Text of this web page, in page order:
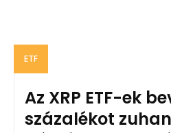
ETF
Az XRP ETF-ek
százalékot